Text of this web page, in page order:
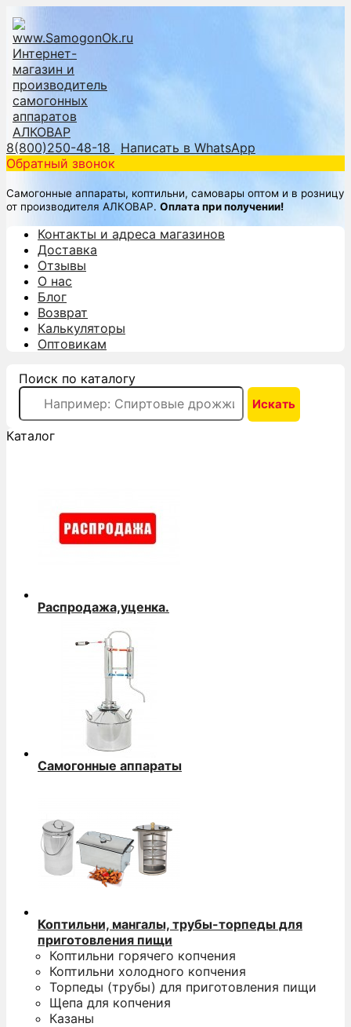
8(800)250-48-18
Написать в WhatsApp
Обратный звонок
Самогонные аппараты, коптильни, самовары оптом и в розницу
от производителя АЛКОВАР. Оплата при получении!
Контакты и адреса магазинов
Доставка
Отзывы
О нас
Блог
Возврат
Калькуляторы
Оптовикам
Поиск по каталогу
Каталог
Распродажа,уценка.
Самогонные аппараты
Коптильни, мангалы, трубы-торпеды для
приготовления пищи
Коптильни горячего копчения
Коптильни холодного копчения
Торпеды (трубы) для приготовления пищи
Щепа для копчения
Казаны